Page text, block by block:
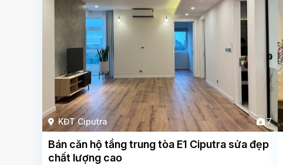
KĐT Ciputra 7
Bán căn hộ tầng trung tòa E1 Ciputra sửa đẹp
chất lượng cao